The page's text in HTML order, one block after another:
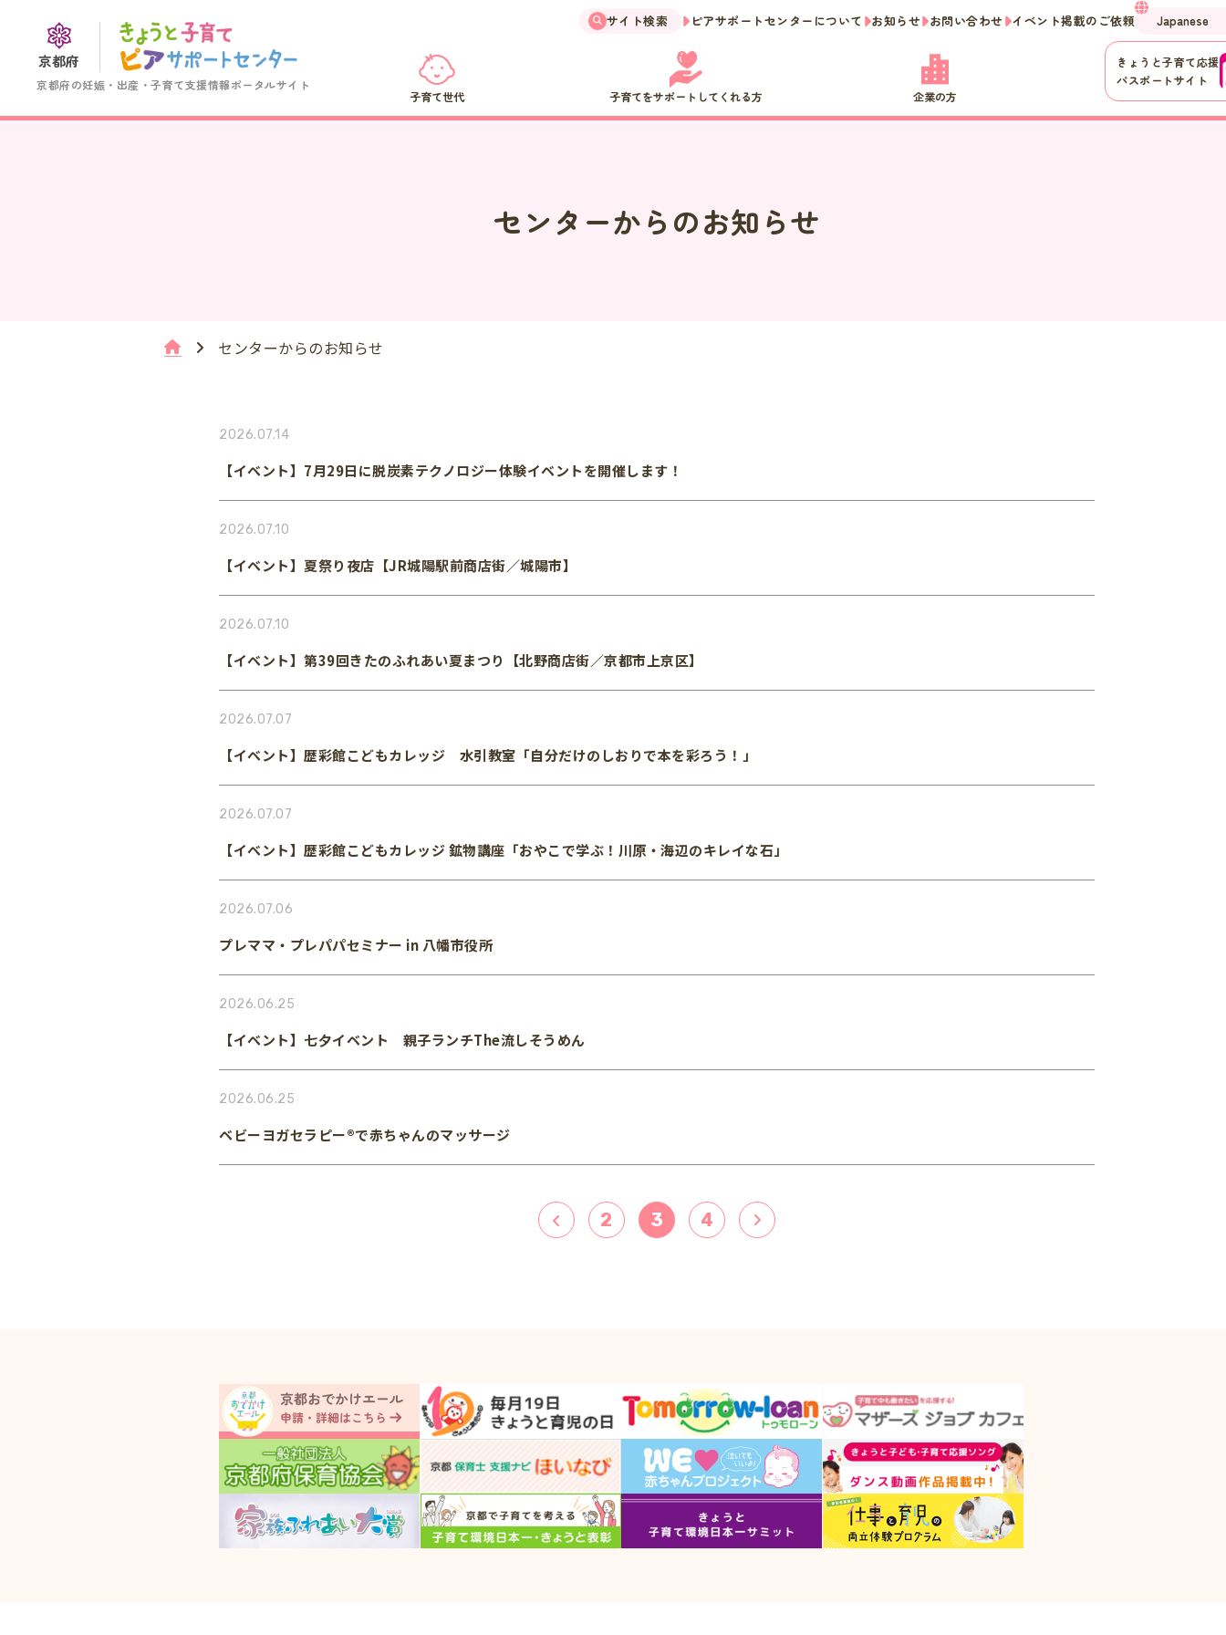
京都府の妊娠・出産・子育て支援情報ポータルサイト
京都府
子育て世代 子育てをサポートしてくれる方 企業の方
サイト検索 ピアサポートセンターについて お知らせ お問い合わせ イベント掲載のご依頼
きょうと子育て応援
パスポートサイト
センターからのお知らせ
センターからのお知らせ
2026.07.14
【イベント】7月29日に脱炭素テクノロジー体験イベントを開催します！
2026.07.10
【イベント】夏祭り夜店【JR城陽駅前商店街／城陽市】
2026.07.10
【イベント】第39回きたのふれあい夏まつり【北野商店街／京都市上京区】
2026.07.07
【イベント】歴彩館こどもカレッジ 水引教室「自分だけのしおりで本を彩ろう！」
2026.07.07
【イベント】歴彩館こどもカレッジ 鉱物講座「おやこで学ぶ！川原・海辺のキレイな石」
2026.07.06
プレママ・プレパパセミナー in 八幡市役所
2026.06.25
【イベント】七夕イベント 親子ランチThe流しそうめん
2026.06.25
ベビーヨガセラピー®で赤ちゃんのマッサージ
2 3 4